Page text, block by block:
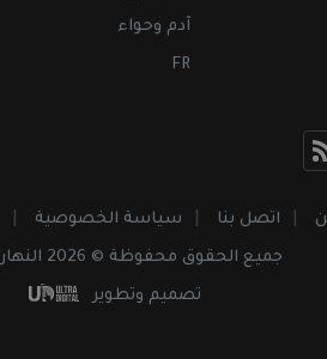
آدم وحواء
FR
اتصل بنا سياسة الخصوصية
جميع الحقوق محفوظة © 2026 النهار أونلاين
تصميم وتطوير